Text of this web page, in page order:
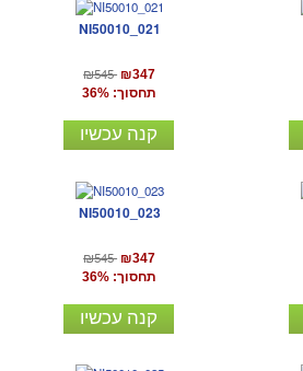
NI50010_021
₪545 ₪347
תחסוך: 36%
קנה עכשיו
NI50010_023
₪545 ₪347
תחסוך: 36%
קנה עכשיו